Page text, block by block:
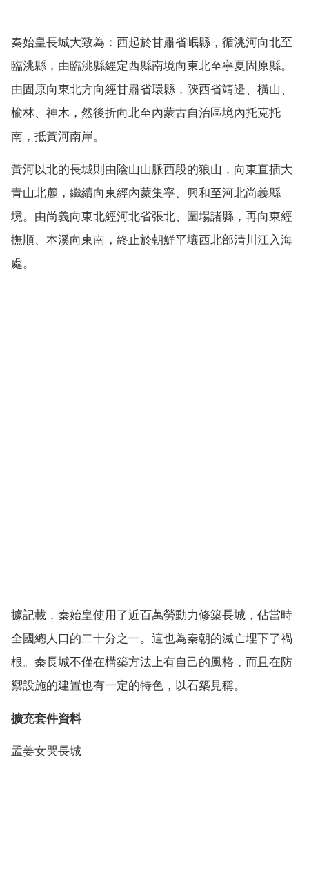
秦始皇長城大致為：西起於甘肅省岷縣，循洮河向北至
臨洮縣，由臨洮縣經定西縣南境向東北至寧夏固原縣。
由固原向東北方向經甘肅省環縣，陝西省靖邊、橫山、
榆林、神木，然後折向北至內蒙古自治區境內托克托
南，抵黃河南岸。
黃河以北的長城則由陰山山脈西段的狼山，向東直插大
青山北麓，繼續向東經內蒙集寧、興和至河北尚義縣
境。由尚義向東北經河北省張北、圍場諸縣，再向東經
撫順、本溪向東南，終止於朝鮮平壤西北部清川江入海
處。
據記載，秦始皇使用了近百萬勞動力修築長城，佔當時
全國總人口的二十分之一。這也為秦朝的滅亡埋下了禍
根。秦長城不僅在構築方法上有自己的風格，而且在防
禦設施的建置也有一定的特色，以石築見稱。
擴充套件資料
孟姜女哭長城